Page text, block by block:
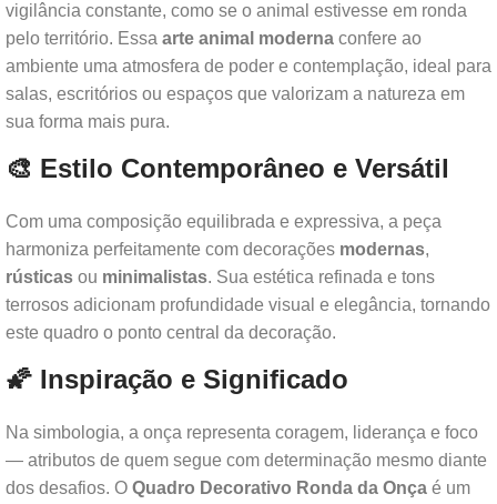
vigilância constante, como se o animal estivesse em ronda
pelo território. Essa arte animal moderna confere ao
ambiente uma atmosfera de poder e contemplação, ideal para
salas, escritórios ou espaços que valorizam a natureza em
sua forma mais pura.
🎨 Estilo Contemporâneo e Versátil
Com uma composição equilibrada e expressiva, a peça
harmoniza perfeitamente com decorações modernas,
rústicas ou minimalistas. Sua estética refinada e tons
terrosos adicionam profundidade visual e elegância, tornando
este quadro o ponto central da decoração.
🌠 Inspiração e Significado
Na simbologia, a onça representa coragem, liderança e foco
— atributos de quem segue com determinação mesmo diante
dos desafios. O Quadro Decorativo Ronda da Onça é um